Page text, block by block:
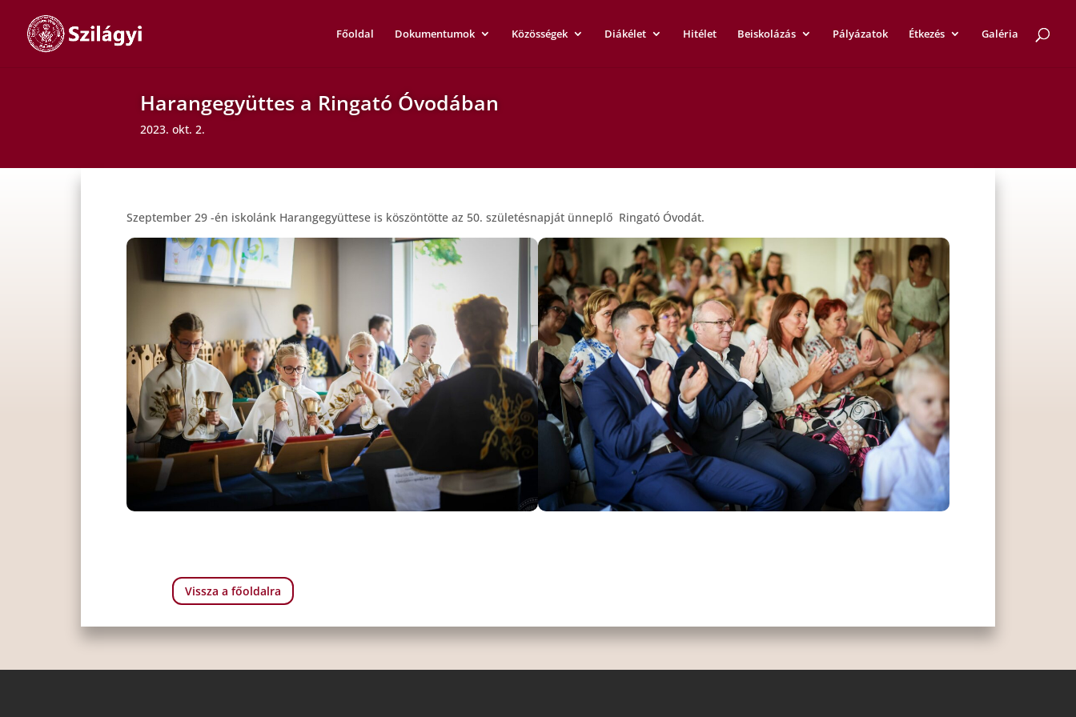
Főoldal Dokumentumok Közösségek Diákélet Hitélet Beiskolázás Pályázatok Étkezés Galéria
Harangegyüttes a Ringató Óvodában
2023. okt. 2.
Szeptember 29 -én iskolánk Harangegyüttese is köszöntötte az 50. születésnapját ünneplő Ringató Óvodát.
Vissza a főoldalra